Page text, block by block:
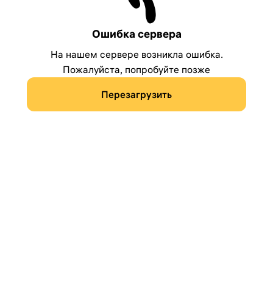
Ошибка сервера
На нашем сервере возникла ошибка.
Пожалуйста, попробуйте позже
Перезагрузить